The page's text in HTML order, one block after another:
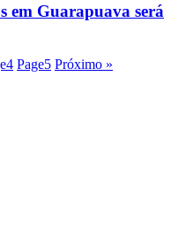
em Guarapuava será
4 Page5 Próximo »